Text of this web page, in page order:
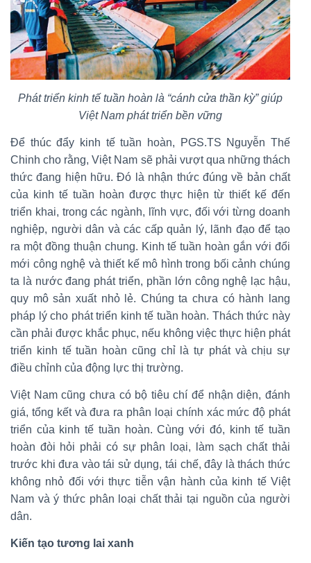
Phát triển kinh tế tuần hoàn là “cánh cửa thần kỳ” giúp
Việt Nam phát triển bền vững
Để thúc đẩy kinh tế tuần hoàn, PGS.TS Nguyễn Thế
Chinh cho rằng, Việt Nam sẽ phải vượt qua những thách
thức đang hiện hữu. Đó là nhận thức đúng về bản chất
của kinh tế tuần hoàn được thực hiện từ thiết kế đến
triển khai, trong các ngành, lĩnh vực, đối với từng doanh
nghiệp, người dân và các cấp quản lý, lãnh đạo để tạo
ra một đồng thuận chung. Kinh tế tuần hoàn gắn với đổi
mới công nghệ và thiết kế mô hình trong bối cảnh chúng
ta là nước đang phát triển, phần lớn công nghệ lạc hậu,
quy mô sản xuất nhỏ lẻ. Chúng ta chưa có hành lang
pháp lý cho phát triển kinh tế tuần hoàn. Thách thức này
cần phải được khắc phục, nếu không việc thực hiện phát
triển kinh tế tuần hoàn cũng chỉ là tự phát và chịu sự
điều chỉnh của động lực thị trường.
Việt Nam cũng chưa có bộ tiêu chí để nhận diện, đánh
giá, tổng kết và đưa ra phân loại chính xác mức độ phát
triển của kinh tế tuần hoàn. Cùng với đó, kinh tế tuần
hoàn đòi hỏi phải có sự phân loại, làm sạch chất thải
trước khi đưa vào tái sử dụng, tái chế, đây là thách thức
không nhỏ đối với thực tiễn vận hành của kinh tế Việt
Nam và ý thức phân loại chất thải tại nguồn của người
dân.
Kiến tạo tương lai xanh